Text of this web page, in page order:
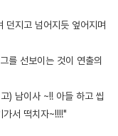
던지고 넘어지듯 엎어지며
를 선보이는 것이 연출의
) 남이사 ~!! 아들 하고 씹
서 떡치자~!!!!"